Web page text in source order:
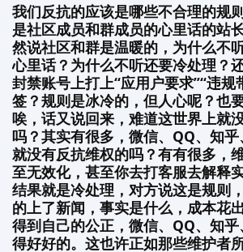
我们反抗的应该是哪些不合理的规
是社区成员和群成员的心里话的站
然说社区和群是温暖的，为什么不
心里话？为什么不听还要冷处理？
封禁账号上打上“应用户要求”“违规
签？规则是冰冷的，但人心呢？也
唉，话又说回来，难道这世界上就
吗？其实有很多，微信、QQ、知
就没有反抗维权的吗？有有很多，
至无效化，甚至你去打客服去解释
结果就是冷处理，对方说这是规则
的上了新闻，事实是什么，成本花
得到自己的公正，微信、QQ、知
得好好的。这也许正如那些维护者